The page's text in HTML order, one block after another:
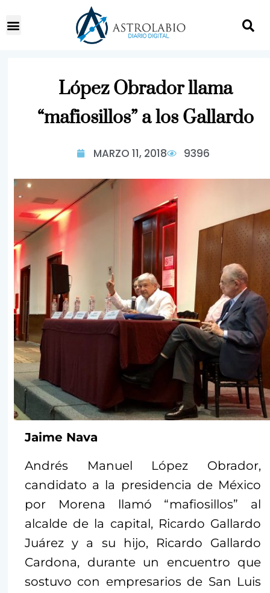
López Obrador llama
“mafiosillos” a los Gallardo
MARZO 11, 2018 9396
Jaime Nava
Andrés Manuel López Obrador,
candidato a la presidencia de México
por Morena llamó “mafiosillos” al
alcalde de la capital, Ricardo Gallardo
Juárez y a su hijo, Ricardo Gallardo
Cardona, durante un encuentro que
sostuvo con empresarios de San Luis